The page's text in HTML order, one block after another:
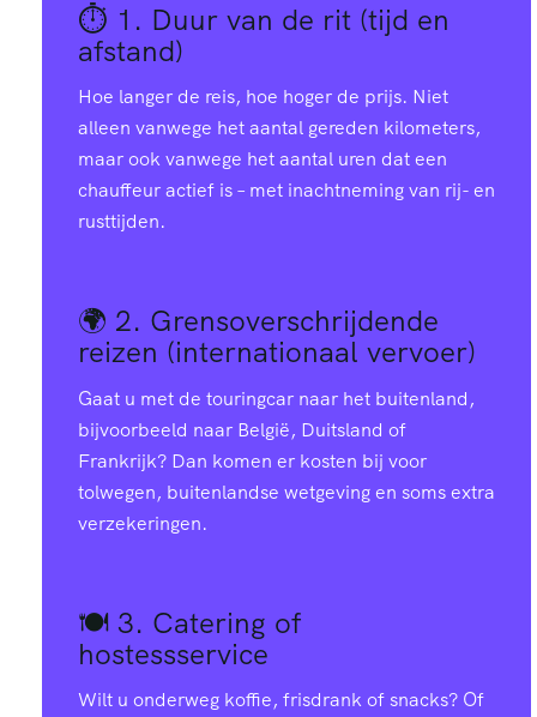
⏱️ 1. Duur van de rit (tijd en
afstand)
Hoe langer de reis, hoe hoger de prijs. Niet
alleen vanwege het aantal gereden kilometers,
maar ook vanwege het aantal uren dat een
chauffeur actief is – met inachtneming van rij- en
rusttijden.
🌍 2. Grensoverschrijdende
reizen (internationaal vervoer)
Gaat u met de touringcar naar het buitenland,
bijvoorbeeld naar België, Duitsland of
Frankrijk? Dan komen er kosten bij voor
tolwegen, buitenlandse wetgeving en soms extra
verzekeringen.
🍽️ 3. Catering of
hostessservice
Wilt u onderweg koffie, frisdrank of snacks? Of